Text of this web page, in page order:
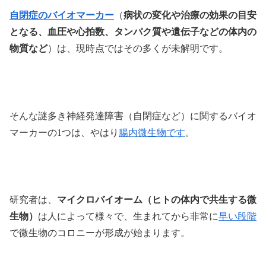
自閉症のバイオマーカー （病状の変化や治療の効果の目安
となる、血圧や心拍数、タンパク質や遺伝子などの体内の
物質など）は、現時点ではその多くが未解明です。
そんな謎多き神経発達障害（自閉症など）に関するバイオ
マーカーの1つは、やはり 腸内微生物です。
研究者は、 マイクロバイオーム（ヒトの体内で共生する微
生物） は人によって様々で、生まれてから非常に早い段階
で微生物のコロニーが形成が始まります。